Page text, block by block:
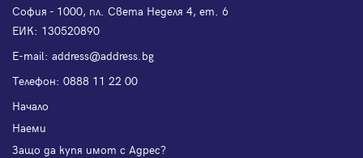
София - 1000, пл. Света Неделя 4, ет. 6
ЕИК: 130520890
Е-mail: address@address.bg
Телефон: 0888 11 22 00
Начало
Наеми
Защо да купя имот с Адрес?